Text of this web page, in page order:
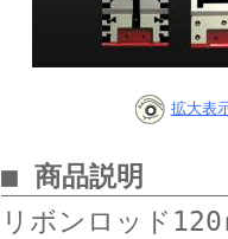
拡大表
■ 商品説明
リボンロッド